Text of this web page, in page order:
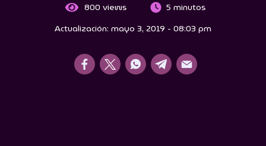
800 views
5 minutos
Actualización: mayo 3, 2019 - 08:03 pm